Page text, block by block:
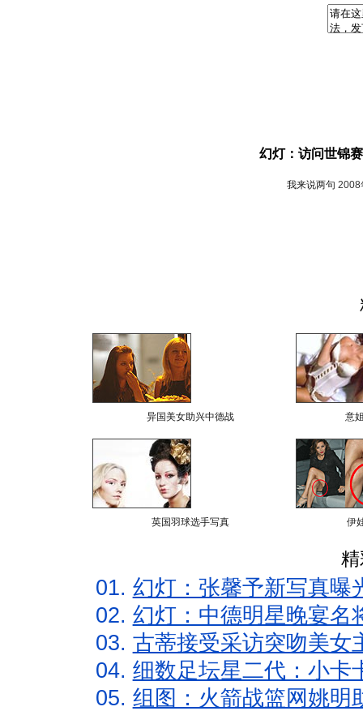
幻灯：访问世锦
我来说两句 2008
异国美女助兴中德战 意
英国羽球选手写真 伊
01. 幻灯：张馨予新写真曝
02. 幻灯：中德明星晚宴名
03. 古蒂接受采访突吻美女
04. 细数足坛星二代：小卡
05. 组图：火箭战篮网姚明